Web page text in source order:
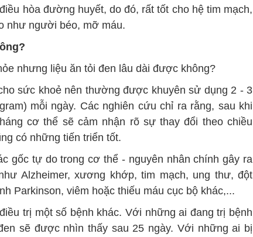
hòa đường huyết, do đó, rất tốt cho hệ tim mạch,
như người béo, mỡ máu.
nhưng liệu ăn tỏi đen lâu dài được không?
sức khoẻ nên thường được khuyên sử dụng 2 - 3
mỗi ngày. Các nghiên cứu chỉ ra rằng, sau khi
cơ thể sẽ cảm nhận rõ sự thay đổi theo chiều
có những tiến triển tốt.
gốc tự do trong cơ thể - nguyên nhân chính gây ra
Alzheimer, xương khớp, tim mạch, ung thư, đột
Parkinson, viêm hoặc thiếu máu cục bộ khác,...
trị một số bệnh khác. Với những ai đang trị bệnh
sẽ được nhìn thấy sau 25 ngày. Với những ai bị